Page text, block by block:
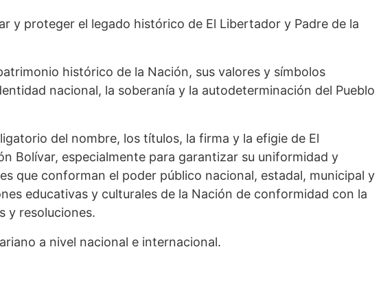
y proteger el legado histórico de El Libertador y Padre de la
histórico de la Nación, sus valores y símbolos
nacional, la soberanía y la autodeterminación del Pueblo
del nombre, los títulos, la firma y la efigie de El
Bolívar, especialmente para garantizar su uniformidad y
que conforman el poder público nacional, estadal, municipal y
educativas y culturales de la Nación de conformidad con la
y resoluciones.
a nivel nacional e internacional.